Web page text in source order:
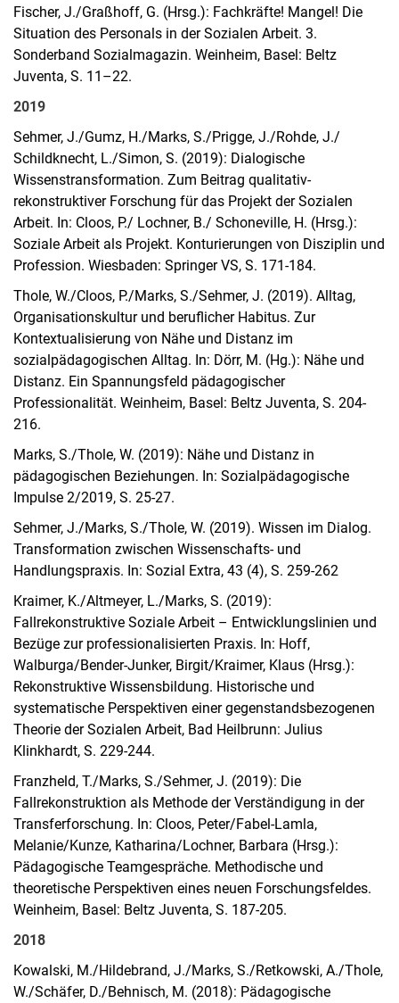
Fischer, J./Graßhoff, G. (Hrsg.): Fachkräfte! Mangel! Die
Situation des Personals in der Sozialen Arbeit. 3.
Sonderband Sozialmagazin. Weinheim, Basel: Beltz
Juventa, S. 11–22.
2019
Sehmer, J./Gumz, H./Marks, S./Prigge, J./Rohde, J./
Schildknecht, L./Simon, S. (2019): Dialogische
Wissenstransformation. Zum Beitrag qualitativ-
rekonstruktiver Forschung für das Projekt der Sozialen
Arbeit. In: Cloos, P./ Lochner, B./ Schoneville, H. (Hrsg.):
Soziale Arbeit als Projekt. Konturierungen von Disziplin und
Profession. Wiesbaden: Springer VS, S. 171-184.
Thole, W./Cloos, P./Marks, S./Sehmer, J. (2019). Alltag,
Organisationskultur und beruflicher Habitus. Zur
Kontextualisierung von Nähe und Distanz im
sozialpädagogischen Alltag. In: Dörr, M. (Hg.): Nähe und
Distanz. Ein Spannungsfeld pädagogischer
Professionalität. Weinheim, Basel: Beltz Juventa, S. 204-
216.
Marks, S./Thole, W. (2019): Nähe und Distanz in
pädagogischen Beziehungen. In: Sozialpädagogische
Impulse 2/2019, S. 25-27.
Sehmer, J./Marks, S./Thole, W. (2019). Wissen im Dialog.
Transformation zwischen Wissenschafts- und
Handlungspraxis. In: Sozial Extra, 43 (4), S. 259-262
Kraimer, K./Altmeyer, L./Marks, S. (2019):
Fallrekonstruktive Soziale Arbeit – Entwicklungslinien und
Bezüge zur professionalisierten Praxis. In: Hoff,
Walburga/Bender-Junker, Birgit/Kraimer, Klaus (Hrsg.):
Rekonstruktive Wissensbildung. Historische und
systematische Perspektiven einer gegenstandsbezogenen
Theorie der Sozialen Arbeit, Bad Heilbrunn: Julius
Klinkhardt, S. 229-244.
Franzheld, T./Marks, S./Sehmer, J. (2019): Die
Fallrekonstruktion als Methode der Verständigung in der
Transferforschung. In: Cloos, Peter/Fabel-Lamla,
Melanie/Kunze, Katharina/Lochner, Barbara (Hrsg.):
Pädagogische Teamgespräche. Methodische und
theoretische Perspektiven eines neuen Forschungsfeldes.
Weinheim, Basel: Beltz Juventa, S. 187-205.
2018
Kowalski, M./Hildebrand, J./Marks, S./Retkowski, A./Thole,
W./Schäfer, D./Behnisch, M. (2018): Pädagogische